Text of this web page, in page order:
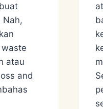
Nah,
atau
and